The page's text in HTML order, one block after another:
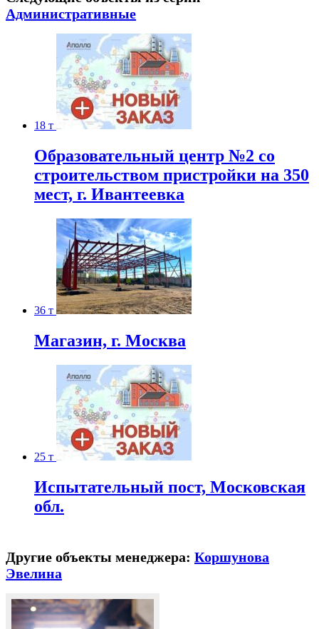
Административные
18 т
Образовательный центр №2 со
строительством пристройки на 350
мест, г. Ивантеевка
36 т
Магазин, г. Москва
25 т
Испытательный пост, Московская
обл.
Другие объекты менеджера: Коршунова
Эвелина